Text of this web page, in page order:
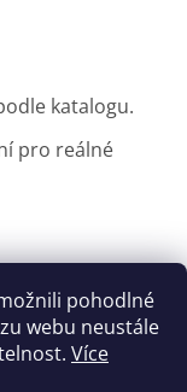
pohodlné
webu neustále
Více
katalogu.
pro reálné
platby